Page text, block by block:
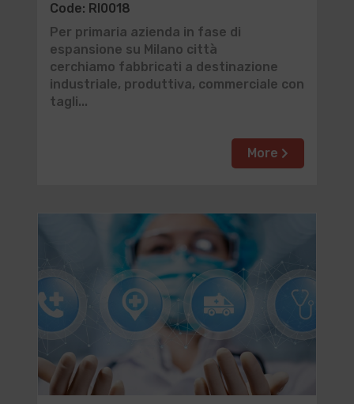
Code: RI0018
Per primaria azienda in fase di
espansione su Milano città
cerchiamo fabbricati a destinazione
industriale, produttiva, commerciale con
tagli...
More